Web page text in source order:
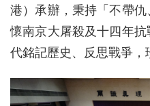
港）承辦，秉持「不帶
懷南京大屠殺及十四年
代銘記歷史、反思戰爭，